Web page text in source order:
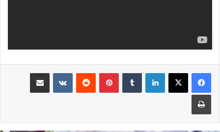
لينكدإن بينتيريست
مشاركة عبر البريد
طباعة